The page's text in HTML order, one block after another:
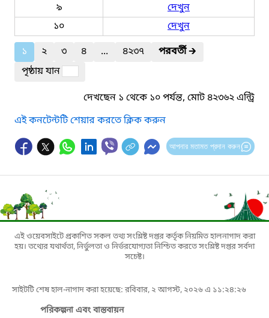
৯
দেখুন
১০
দেখুন
১
২ ৩ ৪ ... ৪২৩৭ পরবর্তী🡲
পৃষ্ঠায় যান
দেখছেন ১ থেকে ১০ পর্যন্ত, মোট ৪২৩৬২ এন্ট্রি
এই কনটেন্টটি শেয়ার করতে ক্লিক করুন
আপনার মতামত প্রদান করুন
এই ওয়েবসাইটে প্রকাশিত সকল তথ্য সংশ্লিষ্ট দপ্তর কর্তৃক নিয়মিত হালনাগাদ করা
হয়। তথ্যের যথার্থতা, নির্ভুলতা ও নির্ভরযোগ্যতা নিশ্চিত করতে সংশ্লিষ্ট দপ্তর সর্বদা
সচেষ্ট।
সাইটটি শেষ হাল-নাগাদ করা হয়েছে: রবিবার, ২ আগস্ট, ২০২৬ এ ১১:২৪:২৬
পরিকল্পনা এবং বাস্তবায়ন